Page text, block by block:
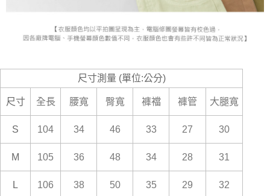
尺寸測量 (單位:公分)
尺寸 全長 腰寬 臀寬 褲襠 褲管 大腿寬
S 104 34 46 33 27 30
M 105 36 48 34 28 31
L 106 38 50 35 29 32